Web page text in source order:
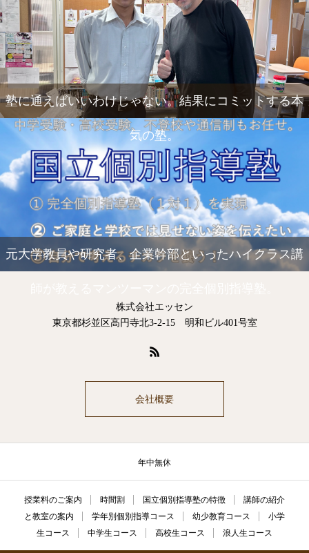
塾に通えばいいわけじゃない。結果にコミットする本
気の塾。
元大学教員や研究者、企業幹部といったハイクラス講
株式会社エッセン
東京都杉並区高円寺北3-2-15 明和ビル401号室
会社概要
年中無休
授業料のご案内 時間割 国立個別指導塾の特徴
講師の紹介
と教室の案内
学年別個別指導コース 幼少教育コース
小学
生コース
中学生コース 高校生コース 浪人生コース